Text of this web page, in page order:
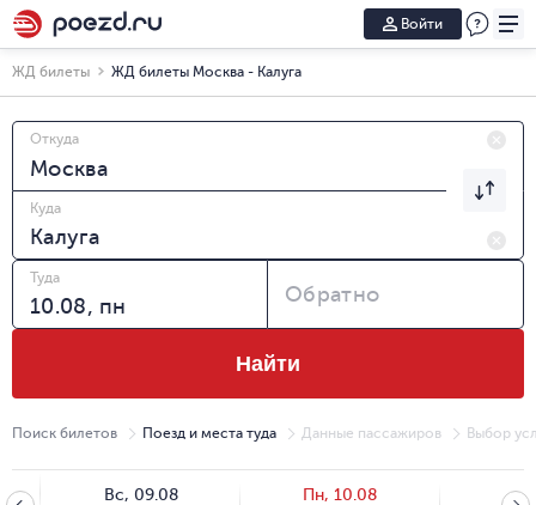
Войти
ЖД билеты ЖД билеты Москва - Калуга
Откуда
Куда
Туда
Обратно
Найти
Поиск билетов Поезд и места туда Данные пассажиров Выбор
Вс, 09.08 Пн, 10.08 Вт,